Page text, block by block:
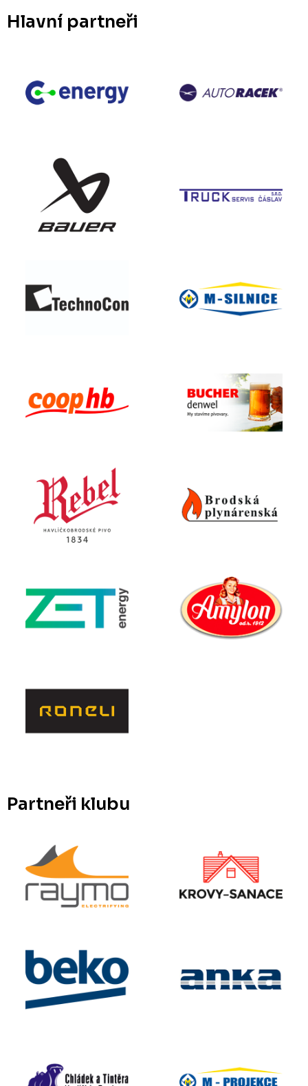
Hlavní partneři
Partneři klubu